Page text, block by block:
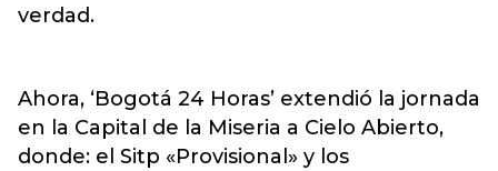
verdad.
Ahora, ‘Bogotá 24 Horas’ extendió la jornada
en la Capital de la Miseria a Cielo Abierto,
donde: el Sitp «Provisional» y los